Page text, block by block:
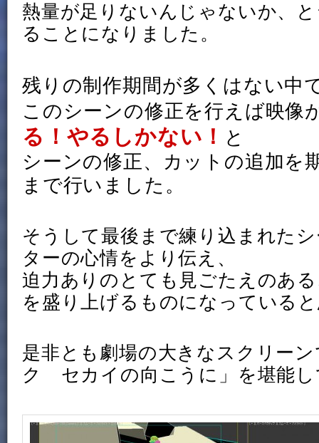
熱量が足りないんじゃないか、
ることになりました。
残りの制作期間が多くはない中
このシーンの修正を行えば映像
る！やるしかない！ と
シーンの修正、カットの追加を
まで行いました。
そうして最後まで練り込まれた
ターの心情をより伝え、
迫力ありのとても見ごたえのあ
を盛り上げるものになっている
是非とも劇場の大きなスクリー
ク セカイの向こうに」を堪能し